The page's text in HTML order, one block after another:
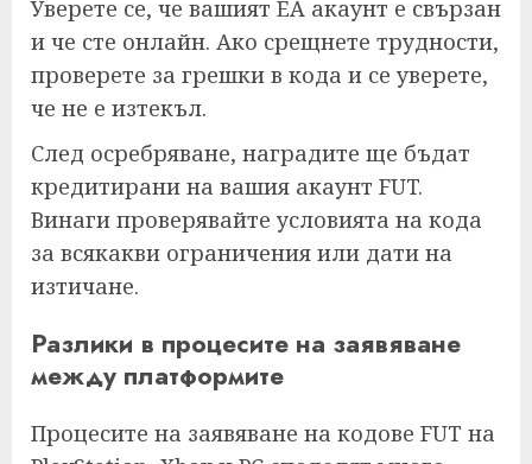
Уверете се, че вашият EA акаунт е свързан
и че сте онлайн. Ако срещнете трудности,
проверете за грешки в кода и се уверете,
че не е изтекъл.
След осребряване, наградите ще бъдат
кредитирани на вашия акаунт FUT.
Винаги проверявайте условията на кода
за всякакви ограничения или дати на
изтичане.
Разлики в процесите на заявяване
между платформите
Процесите на заявяване на кодове FUT на